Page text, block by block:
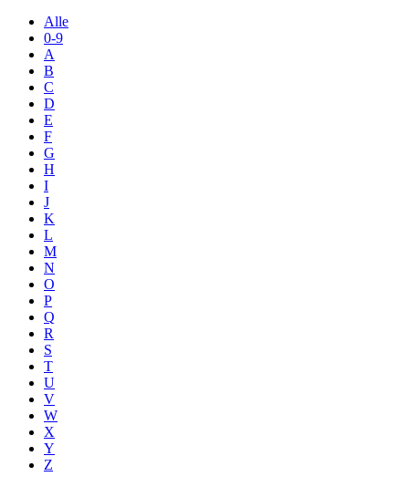
Alle
0-9
A
B
C
D
E
F
G
H
I
J
K
L
M
N
O
P
Q
R
S
T
U
V
W
X
Y
Z